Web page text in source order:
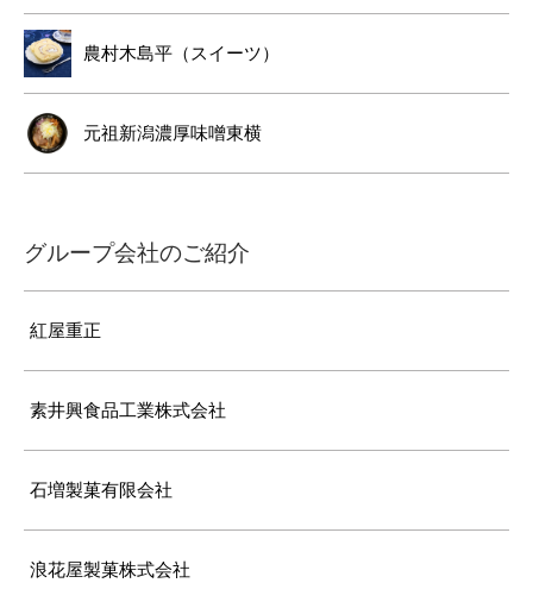
農村木島平（スイーツ）
元祖新潟濃厚味噌東横
グループ会社のご紹介
紅屋重正
素井興食品工業株式会社
石増製菓有限会社
浪花屋製菓株式会社